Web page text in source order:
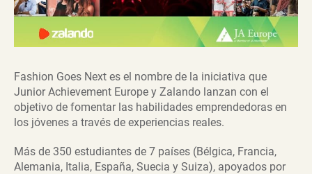
Fashion Goes Next es el nombre de la iniciativa que
Junior Achievement Europe y Zalando lanzan con el
objetivo de fomentar las habilidades emprendedoras en
los jóvenes a través de experiencias reales.
Más de 350 estudiantes de 7 países (Bélgica, Francia,
Alemania, Italia, España, Suecia y Suiza), apoyados por